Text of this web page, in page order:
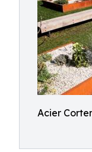
Acier